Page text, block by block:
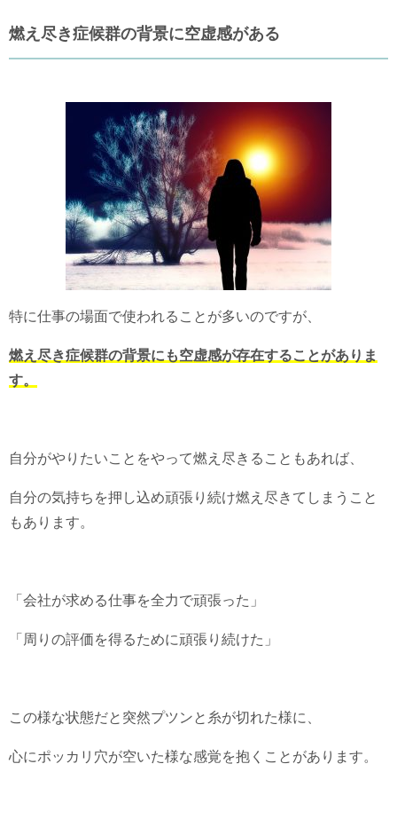
燃え尽き症候群の背景に空虚感がある
特に仕事の場面で使われることが多いのですが、
燃え尽き症候群の背景にも空虚感が存在することがありま
す。
自分がやりたいことをやって燃え尽きることもあれば、
自分の気持ちを押し込め頑張り続け燃え尽きてしまうこと
もあります。
「会社が求める仕事を全力で頑張った」
「周りの評価を得るために頑張り続けた」
この様な状態だと突然プツンと糸が切れた様に、
心にポッカリ穴が空いた様な感覚を抱くことがあります。